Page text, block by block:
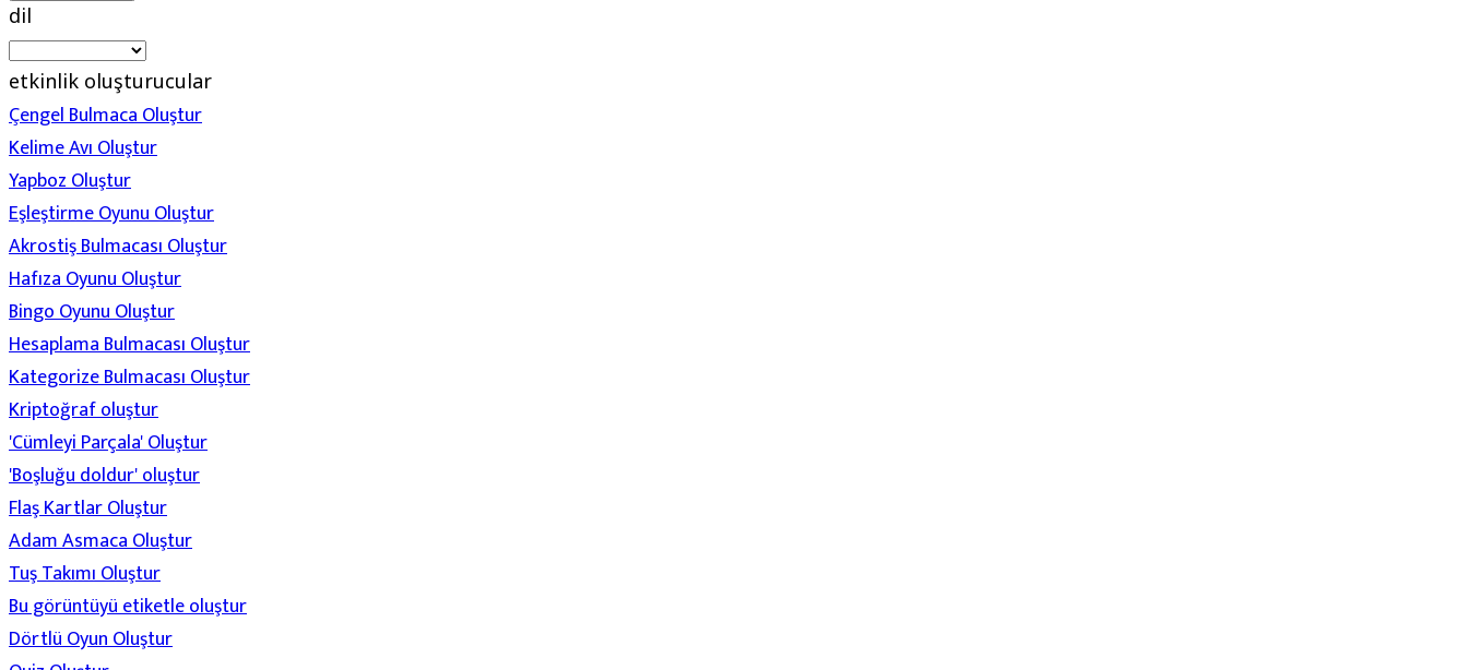
dil
etkinlik oluşturucular
Çengel Bulmaca Oluştur
Kelime Avı Oluştur
Yapboz Oluştur
Eşleştirme Oyunu Oluştur
Akrostiş Bulmacası Oluştur
Hafıza Oyunu Oluştur
Bingo Oyunu Oluştur
Hesaplama Bulmacası Oluştur
Kategorize Bulmacası Oluştur
Kriptoğraf oluştur
'Cümleyi Parçala' Oluştur
'Boşluğu doldur' oluştur
Flaş Kartlar Oluştur
Adam Asmaca Oluştur
Tuş Takımı Oluştur
Bu görüntüyü etiketle oluştur
Dörtlü Oyun Oluştur